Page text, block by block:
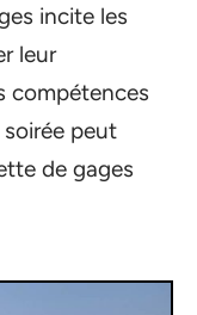
incite les
leur
compétences
peut
de gages